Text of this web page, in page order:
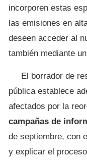
incorporen estas
las emisiones en
deseen acceder al
también mediante
El borrador de
pública establece
afectados por la
campañas de
de septiembre, con
y explicar el